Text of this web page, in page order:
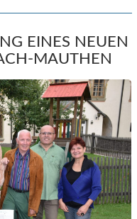
EINES NEUEN
MAUTHEN